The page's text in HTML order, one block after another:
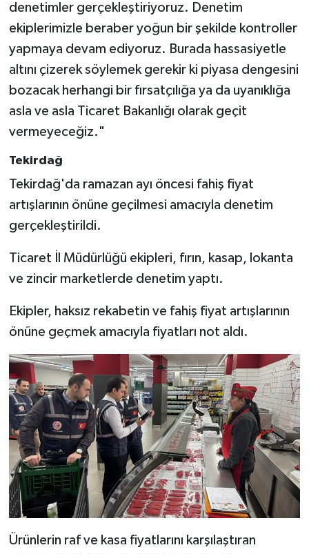
denetimler gerçekleştiriyoruz. Denetim
ekiplerimizle beraber yoğun bir şekilde kontroller
yapmaya devam ediyoruz. Burada hassasiyetle
altını çizerek söylemek gerekir ki piyasa dengesini
bozacak herhangi bir fırsatçılığa ya da uyanıklığa
asla ve asla Ticaret Bakanlığı olarak geçit
vermeyeceğiz."
Tekirdağ
Tekirdağ'da ramazan ayı öncesi fahiş fiyat
artışlarının önüne geçilmesi amacıyla denetim
gerçekleştirildi.
Ticaret İl Müdürlüğü ekipleri, fırın, kasap, lokanta
ve zincir marketlerde denetim yaptı.
Ekipler, haksız rekabetin ve fahiş fiyat artışlarının
önüne geçmek amacıyla fiyatları not aldı.
Ürünlerin raf ve kasa fiyatlarını karşılaştıran